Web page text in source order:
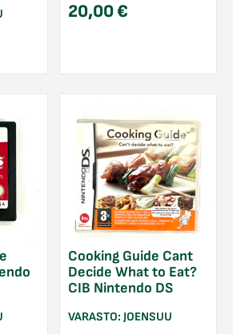
20,00€
Cooking Guide Cant
Decide What to Eat?
CIB Nintendo DS
VARASTO: JOENSUU